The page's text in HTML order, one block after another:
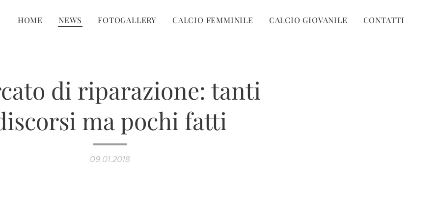
HOME NEWS FOTOGALLERY CALCIO FEMMINILE CALCIO GIOVANILE CONTATTI
di riparazione: tanti
ma pochi fatti
09.01.2018